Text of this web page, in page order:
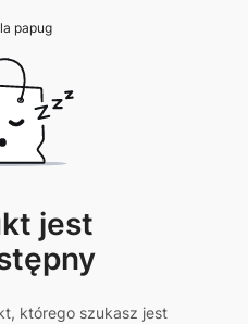
papug
jest
którego szukasz jest